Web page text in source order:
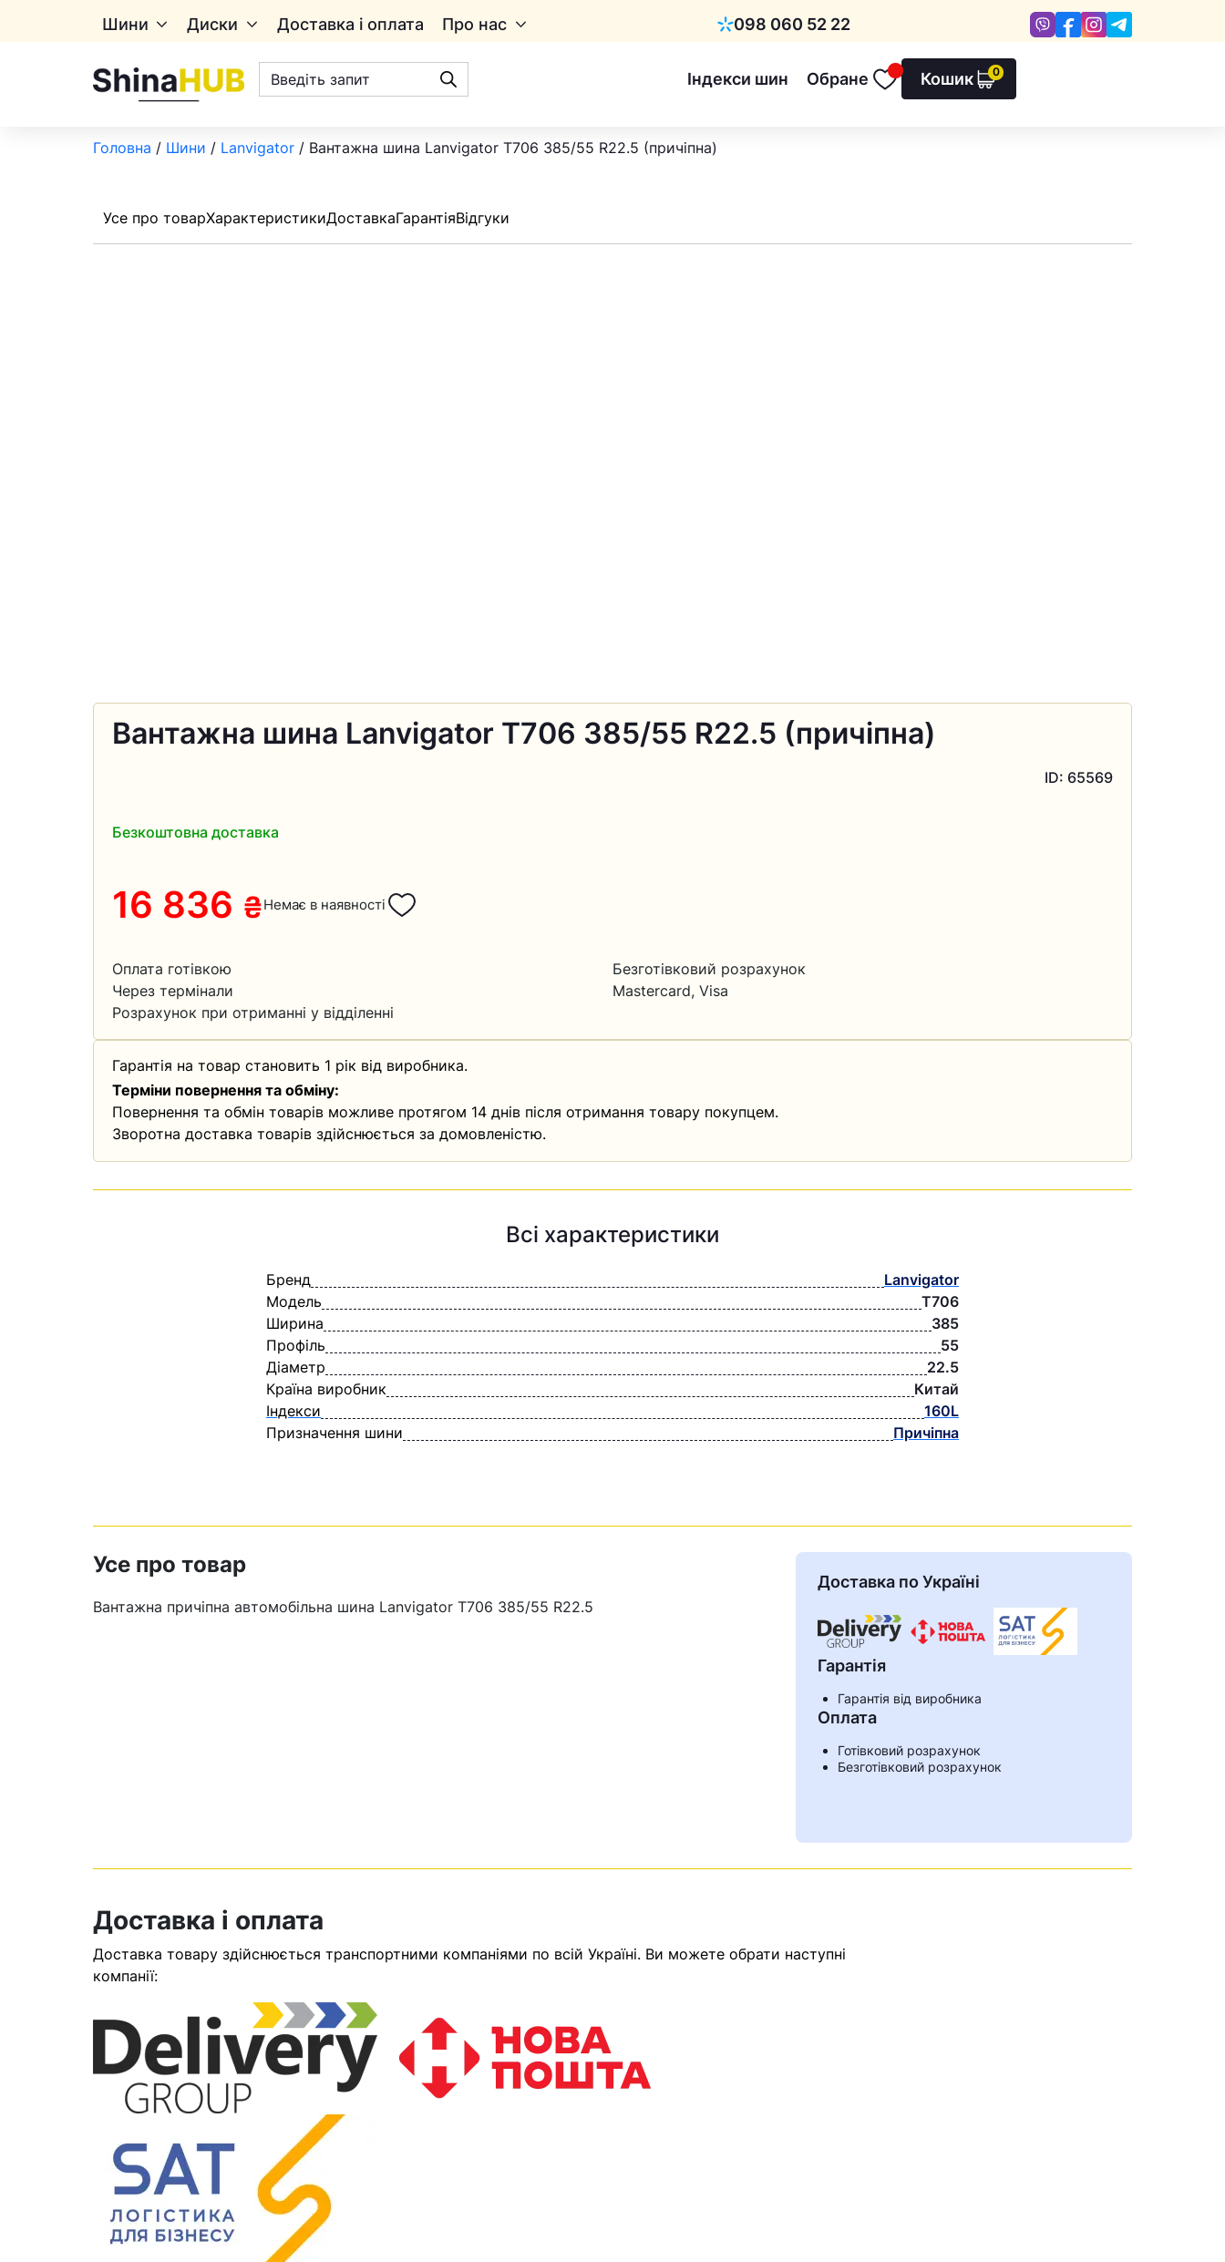
Шини Диски Доставка і оплата Про нас 098 060 52 22
Київстар
ViberFacebookInstagram
Пошук
товарів
Індекси шин Обране
Обране Кошик 0
У кошику немає товарів.Ваш номер надіслано.
Оператор зв’яжеться з вами
найближчим часом
Головна / Шини / Lanvigator / Вантажна шина Lanvigator T706 385/55 R22.5 (причіпна)
Усе про товарХарактеристикиДоставкаГарантіяВідгуки
Вантажна шина Lanvigator T706 385/55 R22.5 (причіпна)
ID: 65569
Безкоштовна доставка
16 836 ₴Немає в наявності
Оплата готівкою
Безготівковий розрахунок
Через термінали
Mastercard, Visa
Розрахунок при отриманні у відділенні
Гарантія на товар становить 1 рік від виробника.
Терміни повернення та обміну:
Повернення та обмін товарів можливе протягом 14 днів після отримання товару покупцем.
Зворотна доставка товарів здійснюється за домовленістю.
Всі характеристики
Бренд
Lanvigator
Модель
T706
Ширина
385
Профіль
55
Діаметр
22.5
Країна виробник
Китай
Індекси
160L
Призначення шини
Причіпна
Усе про товар
Вантажна причіпна автомобільна шина Lanvigator T706 385/55 R22.5
Доставка по Україні
Гарантія
Гарантія від виробника
Оплата
Готівковий розрахунок
Безготівковий розрахунок
Доставка і оплата
Доставка товару здійснюється транспортними компаніями по всій Україні. Ви можете обрати наступні
компанії: